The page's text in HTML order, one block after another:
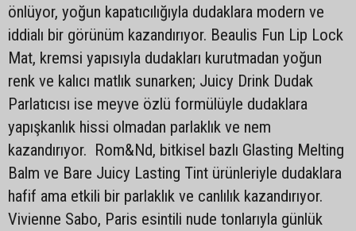
önlüyor, yoğun kapatıcılığıyla dudaklara modern ve
iddialı bir görünüm kazandırıyor. Beaulis Fun Lip Lock
Mat, kremsi yapısıyla dudakları kurutmadan yoğun
renk ve kalıcı matlık sunarken; Juicy Drink Dudak
Parlatıcısı ise meyve özlü formülüyle dudaklara
yapışkanlık hissi olmadan parlaklık ve nem
kazandırıyor. Rom&Nd, bitkisel bazlı Glasting Melting
Balm ve Bare Juicy Lasting Tint ürünleriyle dudaklara
hafif ama etkili bir parlaklık ve canlılık kazandırıyor.
Vivienne Sabo, Paris esintili nude tonlarıyla günlük